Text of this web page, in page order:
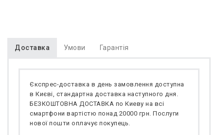
Доставка Умови Гарантія
Єкспрес-доставка в день замовлення доступна
в Києві, стандартна доставка наступного дня.
БЕЗКОШТОВНА ДОСТАВКА по Киеву на всі
смартфони вартістю понад 20000 грн. Послуги
нової пошти оплачує покупець.